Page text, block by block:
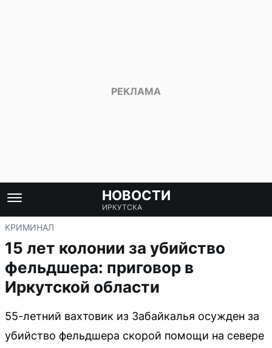
НОВОСТИ
ИРКУТСКА
КРИМИНАЛ
15 лет колонии за убийство
фельдшера: приговор в
Иркутской области
55-летний вахтовик из Забайкалья осужден за
убийство фельдшера скорой помощи на севере